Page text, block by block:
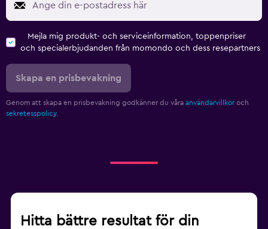
Mejla mig produkt- och serviceinformation, toppenpriser
och specialerbjudanden från momondo och dess resepartners
Skapa en prisbevakning
Genom att skapa en prisbevakning godkänner du våra användarvillkor och
sekretesspolicy.
Hitta bättre resultat för din